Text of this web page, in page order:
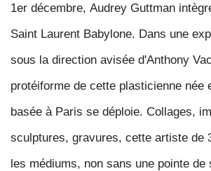
1er décembre, Audrey Guttman
Saint Laurent Babylone. Dans une
sous la direction avisée d'Anthony
protéiforme de cette plasticienne née
basée à Paris se déploie. Collages,
sculptures, gravures, cette artiste de
les médiums, non sans une pointe de